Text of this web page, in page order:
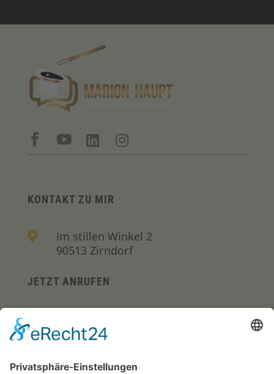
   
KONTAKT ZU MIR

Im stillen Winkel 2
90513 Zirndorf
JETZT ANRUFEN